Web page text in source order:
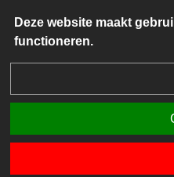
Deze website maakt
functioneren.